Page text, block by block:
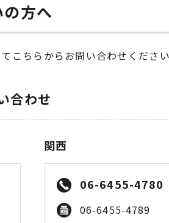
方へ
こちらからお問い合わせくださ
合わせ
関西
06-6455-4780
06-6455-4789